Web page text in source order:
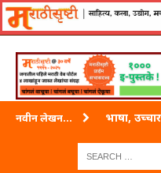
लॉग-इन करा
नवीन लेखन... भाषा,